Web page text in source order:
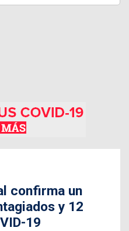
confirma un
y 12
19